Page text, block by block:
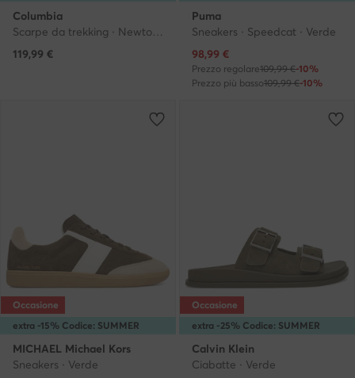
Columbia
Scarpe da trekking · Newton Ridge Mid WP 1424692 · Verde
119,99 €
Puma
Sneakers · Speedcat · Verde
Prezzo attuale
98,99 €
Prezzo regolare109,99 €-10%
Prezzo più basso109,99 €-10%
extra -15% Codice: SUMMER
Occasione
MICHAEL Michael Kors
Sneakers · Verde
extra -25% Codice: SUMMER
Occasione
Calvin Klein
Ciabatte · Verde